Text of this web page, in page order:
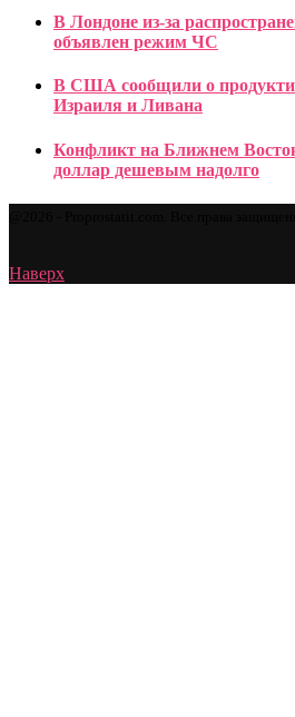
В Лондоне из-за
объявлен режим ЧС
В США сообщили о
Израиля и Ливана
Конфликт на Ближнем
доллар дешевым надолго
Наверх